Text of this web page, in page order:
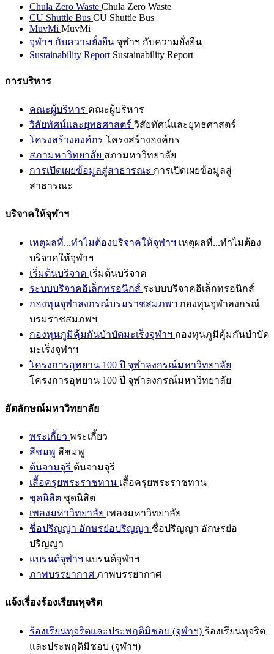
Chula Zero Waste Chula Zero Waste
CU Shuttle Bus CU Shuttle Bus
MuvMi MuvMi
จุฬาฯ กับความยั่งยืน จุฬาฯ กับความยั่งยืน
Sustainability Report Sustainability Report
การบริหาร
คณะผู้บริหาร คณะผู้บริหาร
วิสัยทัศน์และยุทธศาสตร์ วิสัยทัศน์และยุทธศาสตร์
โครงสร้างองค์กร โครงสร้างองค์กร
สภามหาวิทยาลัย สภามหาวิทยาลัย
การเปิดเผยข้อมูลสู่สาธารณะ การเปิดเผยข้อมูลสู่
สาธารณะ
บริจาคให้จุฬาฯ
เหตุผลที่...ทำไมต้องบริจาคให้จุฬาฯ เหตุผลที่...ทำไมต้อง
บริจาคให้จุฬาฯ
เริ่มต้นบริจาค เริ่มต้นบริจาค
ระบบบริจาคอิเล็กทรอนิกส์ ระบบบริจาคอิเล็กทรอนิกส์
กองทุนจุฬาลงกรณ์บรมราชสมภพฯ กองทุนจุฬาลงกรณ์
บรมราชสมภพฯ
กองทุนภูมิคุ้มกันบำบัดมะเร็งจุฬาฯ กองทุนภูมิคุ้มกันบำบัด
มะเร็งจุฬาฯ
โครงการอุทยาน 100 ปี จุฬาลงกรณ์มหาวิทยาลัย
โครงการอุทยาน 100 ปี จุฬาลงกรณ์มหาวิทยาลัย
อัตลักษณ์มหาวิทยาลัย
พระเกี้ยว พระเกี้ยว
สีชมพู สีชมพู
ต้นจามจุรี ต้นจามจุรี
เสื้อครุยพระราชทาน เสื้อครุยพระราชทาน
ชุดนิสิต ชุดนิสิต
เพลงมหาวิทยาลัย เพลงมหาวิทยาลัย
ชื่อปริญญา อักษรย่อปริญญา ชื่อปริญญา อักษรย่อ
ปริญญา
แบรนด์จุฬาฯ แบรนด์จุฬาฯ
ภาพบรรยากาศ ภาพบรรยากาศ
แจ้งเรื่องร้องเรียนทุจริต
ร้องเรียนทุจริตและประพฤติมิชอบ (จุฬาฯ) ร้องเรียนทุจริต
และประพฤติมิชอบ (จุฬาฯ)